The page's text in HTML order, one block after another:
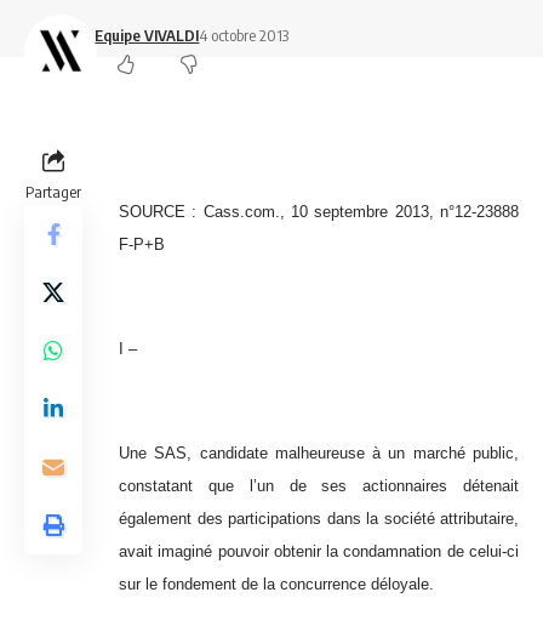
Equipe VIVALDI4 octobre 2013
Partager
SOURCE : Cass.com., 10 septembre 2013, n°12-23888
F-P+B
I –
Une SAS, candidate malheureuse à un marché public,
constatant que l’un de ses actionnaires détenait
également des participations dans la société attributaire,
avait imaginé pouvoir obtenir la condamnation de celui-ci
sur le fondement de la concurrence déloyale.